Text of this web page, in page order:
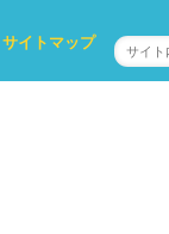
サイトマップ
プロフィール
プライバシーポリシー
お問い合わせ